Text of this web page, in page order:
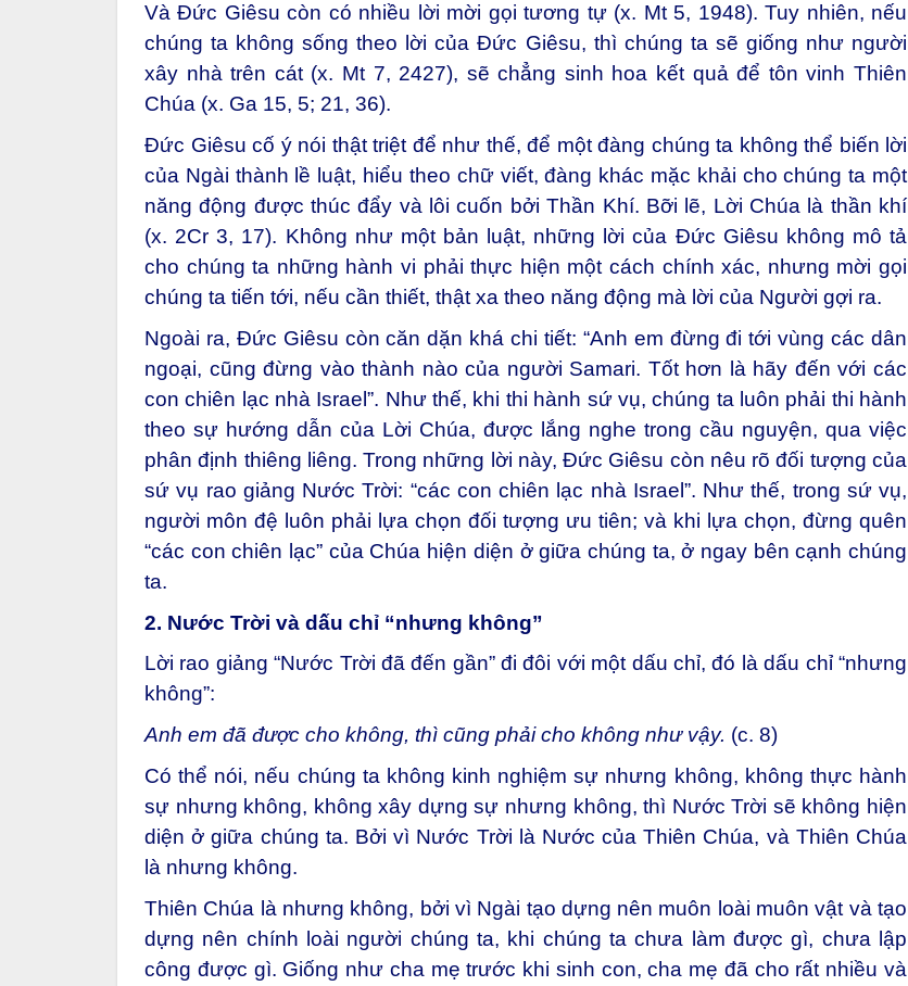
Và Đức Giêsu còn có nhiều lời mời gọi tương tự (x. Mt 5, 1948). Tuy nhiên, nếu
chúng ta không sống theo lời của Đức Giêsu, thì chúng ta sẽ giống như người
xây nhà trên cát (x. Mt 7, 2427), sẽ chẳng sinh hoa kết quả để tôn vinh Thiên
Chúa (x. Ga 15, 5; 21, 36).
Đức Giêsu cố ý nói thật triệt để như thế, để một đàng chúng ta không thể biến lời
của Ngài thành lề luật, hiểu theo chữ viết, đàng khác mặc khải cho chúng ta một
năng động được thúc đẩy và lôi cuốn bởi Thần Khí. Bỡi lẽ, Lời Chúa là thần khí
(x. 2Cr 3, 17). Không như một bản luật, những lời của Đức Giêsu không mô tả
cho chúng ta những hành vi phải thực hiện một cách chính xác, nhưng mời gọi
chúng ta tiến tới, nếu cần thiết, thật xa theo năng động mà lời của Người gợi ra.
Ngoài ra, Đức Giêsu còn căn dặn khá chi tiết: “Anh em đừng đi tới vùng các dân
ngoại, cũng đừng vào thành nào của người Samari. Tốt hơn là hãy đến với các
con chiên lạc nhà Israel”. Như thế, khi thi hành sứ vụ, chúng ta luôn phải thi hành
theo sự hướng dẫn của Lời Chúa, được lắng nghe trong cầu nguyện, qua việc
phân định thiêng liêng. Trong những lời này, Đức Giêsu còn nêu rõ đối tượng của
sứ vụ rao giảng Nước Trời: “các con chiên lạc nhà Israel”. Như thế, trong sứ vụ,
người môn đệ luôn phải lựa chọn đối tượng ưu tiên; và khi lựa chọn, đừng quên
“các con chiên lạc” của Chúa hiện diện ở giữa chúng ta, ở ngay bên cạnh chúng
ta.
2. Nước Trời và dấu chỉ “nhưng không”
Lời rao giảng “Nước Trời đã đến gần” đi đôi với một dấu chỉ, đó là dấu chỉ “nhưng
không”:
Anh em đã được cho không, thì cũng phải cho không như vậy. (c. 8)
Có thể nói, nếu chúng ta không kinh nghiệm sự nhưng không, không thực hành
sự nhưng không, không xây dựng sự nhưng không, thì Nước Trời sẽ không hiện
diện ở giữa chúng ta. Bởi vì Nước Trời là Nước của Thiên Chúa, và Thiên Chúa
là nhưng không.
Thiên Chúa là nhưng không, bởi vì Ngài tạo dựng nên muôn loài muôn vật và tạo
dựng nên chính loài người chúng ta, khi chúng ta chưa làm được gì, chưa lập
công được gì. Giống như cha mẹ trước khi sinh con, cha mẹ đã cho rất nhiều và